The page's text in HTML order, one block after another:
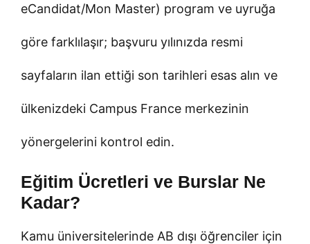
eCandidat/Mon Master) program ve uyruğa
göre farklılaşır; başvuru yılınızda resmi
sayfaların ilan ettiği son tarihleri esas alın ve
ülkenizdeki Campus France merkezinin
yönergelerini kontrol edin.
Eğitim Ücretleri ve Burslar Ne
Kadar?
Kamu üniversitelerinde AB dışı öğrenciler için